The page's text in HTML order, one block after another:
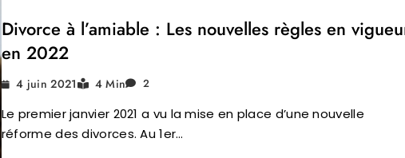
Divorce à l’amiable : Les nouvelles règles en
en 2022
4 juin 2021 4 Min 2
Le premier janvier 2021 a vu la mise en place d’une nouvelle
réforme des divorces. Au 1er…